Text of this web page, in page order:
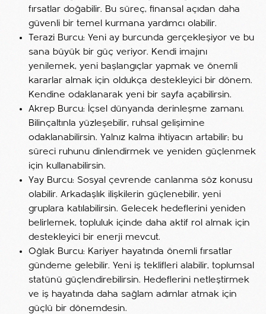
fırsatlar doğabilir. Bu süreç, finansal açıdan daha
güvenli bir temel kurmana yardımcı olabilir.
Terazi Burcu: Yeni ay burcunda gerçekleşiyor ve bu
sana büyük bir güç veriyor. Kendi imajını
yenilemek, yeni başlangıçlar yapmak ve önemli
kararlar almak için oldukça destekleyici bir dönem.
Kendine odaklanarak yeni bir sayfa açabilirsin.
Akrep Burcu: İçsel dünyanda derinleşme zamanı.
Bilinçaltınla yüzleşebilir, ruhsal gelişimine
odaklanabilirsin. Yalnız kalma ihtiyacın artabilir; bu
süreci ruhunu dinlendirmek ve yeniden güçlenmek
için kullanabilirsin.
Yay Burcu: Sosyal çevrende canlanma söz konusu
olabilir. Arkadaşlık ilişkilerin güçlenebilir, yeni
gruplara katılabilirsin. Gelecek hedeflerini yeniden
belirlemek, topluluk içinde daha aktif rol almak için
destekleyici bir enerji mevcut.
Oğlak Burcu: Kariyer hayatında önemli fırsatlar
gündeme gelebilir. Yeni iş teklifleri alabilir, toplumsal
statünü güçlendirebilirsin. Hedeflerini netleştirmek
ve iş hayatında daha sağlam adımlar atmak için
güçlü bir dönemdesin.